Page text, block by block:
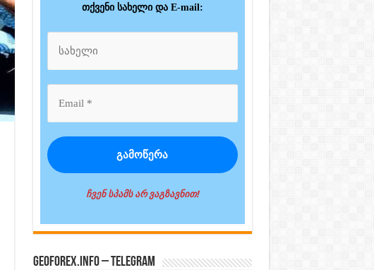
თქვენი სახელი და E-mail:
ჩვენ სპამს არ ვაგზავნით!
GeoForex.info – Telegram